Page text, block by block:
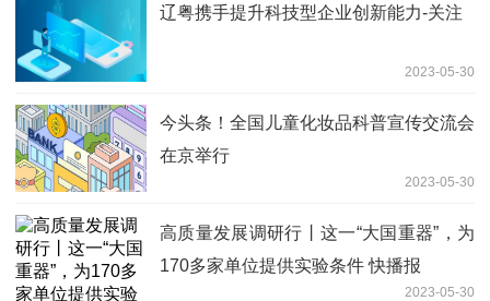
辽粤携手提升科技型企业创新能力-关注
2023-05-30
今头条！全国儿童化妆品科普宣传交流会
在京举行
2023-05-30
高质量发展调研行丨这一“大国重器”，为
170多家单位提供实验条件 快播报
2023-05-30